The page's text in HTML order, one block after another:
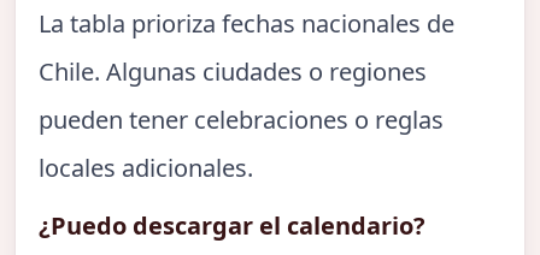
La tabla prioriza fechas nacionales de
Chile. Algunas ciudades o regiones
pueden tener celebraciones o reglas
locales adicionales.
¿Puedo descargar el calendario?